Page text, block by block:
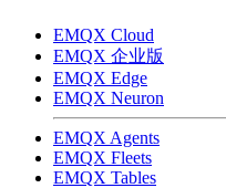
EMQX Cloud
EMQX 企业版
EMQX Edge
EMQX Neuron
EMQX Agents
EMQX Fleets
EMQX Tables